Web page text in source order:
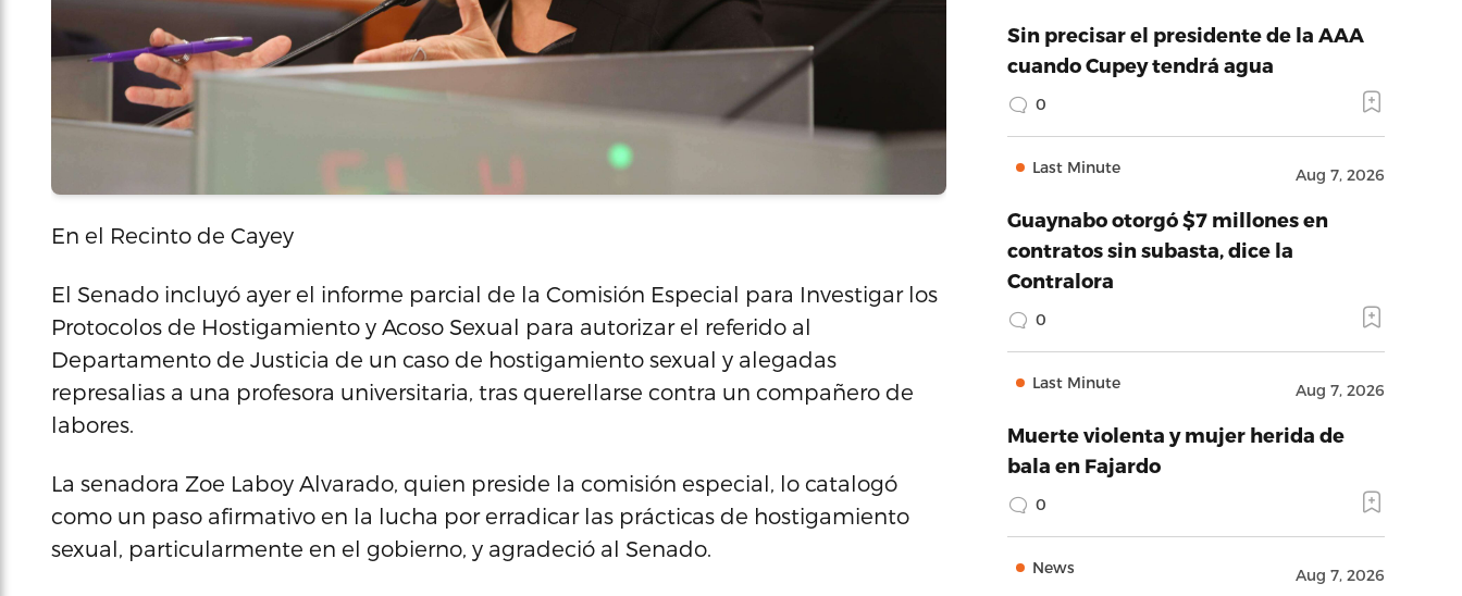
En el Recinto de Cayey
El Senado incluyó ayer el informe parcial de la Comisión Especial para Investigar los
Protocolos de Hostigamiento y Acoso Sexual para autorizar el referido al
Departamento de Justicia de un caso de hostigamiento sexual y alegadas
represalias a una profesora universitaria, tras querellarse contra un compañero de
labores.
La senadora Zoe Laboy Alvarado, quien preside la comisión especial, lo catalogó
como un paso afirmativo en la lucha por erradicar las prácticas de hostigamiento
sexual, particularmente en el gobierno, y agradeció al Senado.
Sin precisar el presidente de la AAA
cuando Cupey tendrá agua
0
Last Minute Aug 7, 2026
Guaynabo otorgó $7 millones en
contratos sin subasta, dice la
Contralora
0
Last Minute Aug 7, 2026
Muerte violenta y mujer herida de
bala en Fajardo
0
News Aug 7, 2026